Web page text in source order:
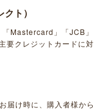
ト）
Mastercard」「JCB」
要クレジットカードに対
届け時に、購入者様から